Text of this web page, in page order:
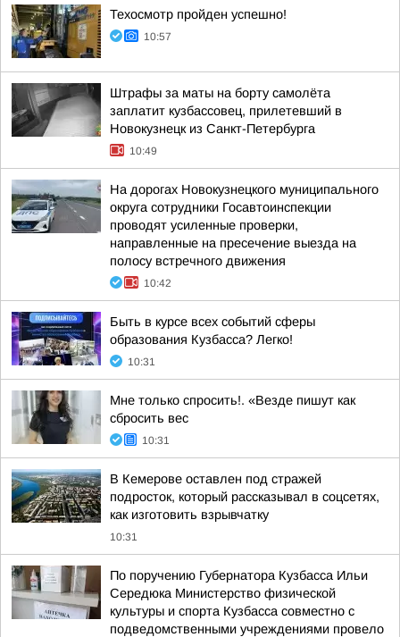
Техосмотр пройден успешно!
10:57
Штрафы за маты на борту самолёта
заплатит кузбассовец, прилетевший в
Новокузнецк из Санкт-Петербурга
10:49
На дорогах Новокузнецкого муниципального
округа сотрудники Госавтоинспекции
проводят усиленные проверки,
направленные на пресечение выезда на
полосу встречного движения
10:42
Быть в курсе всех событий сферы
образования Кузбасса? Легко!
10:31
Мне только спросить!. «Везде пишут как
сбросить вес
10:31
В Кемерове оставлен под стражей
подросток, который рассказывал в соцсетях,
как изготовить взрывчатку
10:31
По поручению Губернатора Кузбасса Ильи
Середюка Министерство физической
культуры и спорта Кузбасса совместно с
подведомственными учреждениями провело